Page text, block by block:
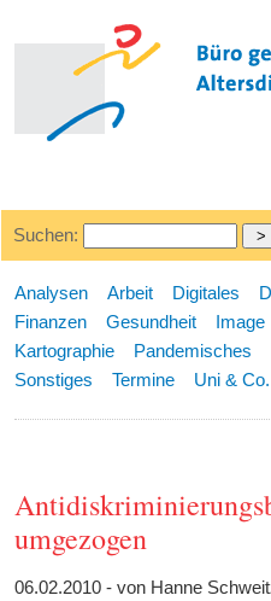
Suchen:
Analysen Arbeit Digitales
Finanzen
Gesundheit Image
Kartographie
Pandemisches
Sonstiges
Termine Uni & Co.
umgezogen
06.02.2010 - von Hanne